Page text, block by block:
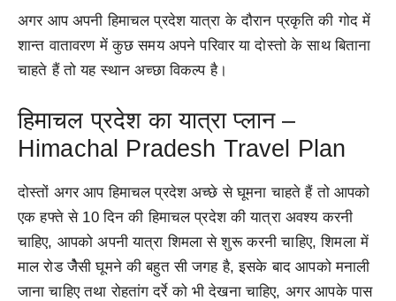
अगर आप अपनी हिमाचल प्रदेश यात्रा के दौरान प्रकृति की गोद में
शान्त वातावरण में कुछ समय अपने परिवार या दोस्तो के साथ बिताना
चाहते हैं तो यह स्थान अच्छा विकल्प है।
हिमाचल प्रदेश का यात्रा प्लान –
Himachal Pradesh Travel Plan
दोस्तों अगर आप हिमाचल प्रदेश अच्छे से घूमना चाहते हैं तो आपको
एक हफ्ते से 10 दिन की हिमाचल प्रदेश की यात्रा अवश्य करनी
चाहिए, आपको अपनी यात्रा शिमला से शुरू करनी चाहिए, शिमला में
माल रोड जैेसी घूमने की बहुत सी जगह है, इसके बाद आपको मनाली
जाना चाहिए तथा रोहतांग दर्रे को भी देखना चाहिए, अगर आपके पास